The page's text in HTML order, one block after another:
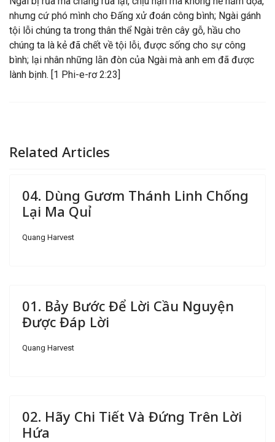
nhưng cứ phó mình cho Đấng xử đoán công bình; Ngài gánh
tội lỗi chúng ta trong thân thể Ngài trên cây gỗ, hầu cho
chúng ta là kẻ đã chết về tội lỗi, được sống cho sự công
bình; lại nhân những lằn đòn của Ngài mà anh em đã được
lành bịnh. [1 Phi-e-rơ 2:23]
Related Articles
04. Dùng Gươm Thánh Linh Chống
Lại Ma Quỉ
Quang Harvest
01. Bảy Bước Để Lời Cầu Nguyện
Được Đáp Lời
Quang Harvest
02. Hãy Chi Tiết Và Đứng Trên Lời
Hứa